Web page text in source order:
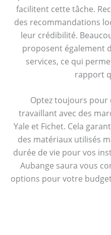
facilitent cette tâche.
des recommandations
leur crédibilité.
proposent également
services, ce qui
rapport
Optez toujours
travaillant avec des
Yale et Fichet. Cela
des matériaux utilisés
durée de vie pour vos
Aubange saura vous
options pour votre